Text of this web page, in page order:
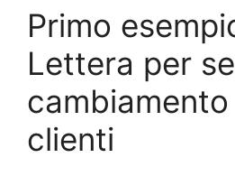
Primo
Lettera per
clienti